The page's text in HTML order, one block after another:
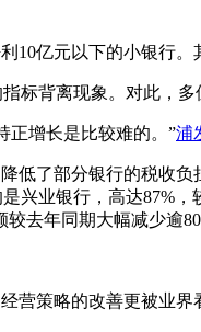
亿元以下的小银行。
背离现象。对此，多
增长是比较难的。”浦
了部分银行的税收负
兴业银行，高达87%
去年同期大幅减少逾
策略的改善更被业界